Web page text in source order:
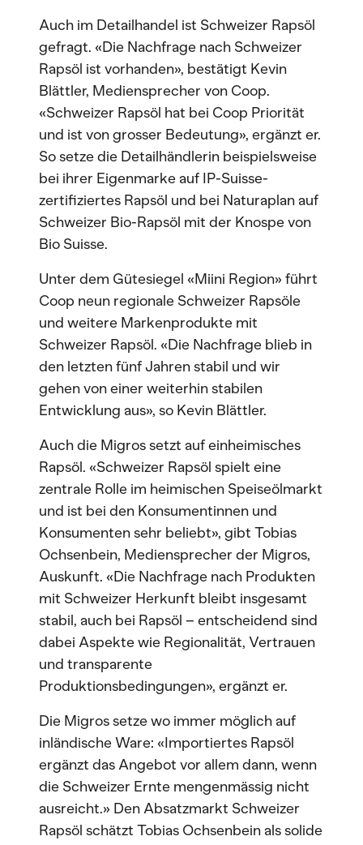
Auch im Detailhandel ist Schweizer Rapsöl
gefragt. «Die Nachfrage nach Schweizer
Rapsöl ist vorhanden», bestätigt Kevin
Blättler, Mediensprecher von Coop.
«Schweizer Rapsöl hat bei Coop Priorität
und ist von grosser Bedeutung», ergänzt er.
So setze die Detailhändlerin beispielsweise
bei ihrer Eigenmarke auf IP-Suisse-
zertifiziertes Rapsöl und bei Naturaplan auf
Schweizer Bio-Rapsöl mit der Knospe von
Bio Suisse.
Unter dem Gütesiegel «Miini Region» führt
Coop neun regionale Schweizer Rapsöle
und weitere Markenprodukte mit
Schweizer Rapsöl. «Die Nachfrage blieb in
den letzten fünf Jahren stabil und wir
gehen von einer weiterhin stabilen
Entwicklung aus», so Kevin Blättler.
Auch die Migros setzt auf einheimisches
Rapsöl. «Schweizer Rapsöl spielt eine
zentrale Rolle im heimischen Speiseölmarkt
und ist bei den Konsumentinnen und
Konsumenten sehr beliebt», gibt Tobias
Ochsenbein, Mediensprecher der Migros,
Auskunft. «Die Nachfrage nach Produkten
mit Schweizer Herkunft bleibt insgesamt
stabil, auch bei Rapsöl – entscheidend sind
dabei Aspekte wie Regionalität, Vertrauen
und transparente
Produktionsbedingungen», ergänzt er.
Die Migros setze wo immer möglich auf
inländische Ware: «Importiertes Rapsöl
ergänzt das Angebot vor allem dann, wenn
die Schweizer Ernte mengenmässig nicht
ausreicht.» Den Absatzmarkt Schweizer
Rapsöl schätzt Tobias Ochsenbein als solide